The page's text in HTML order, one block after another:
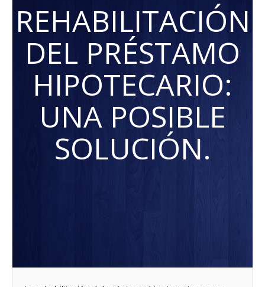
REHABILITACIÓN
DEL PRÉSTAMO
HIPOTECARIO:
UNA POSIBLE
SOLUCIÓN.